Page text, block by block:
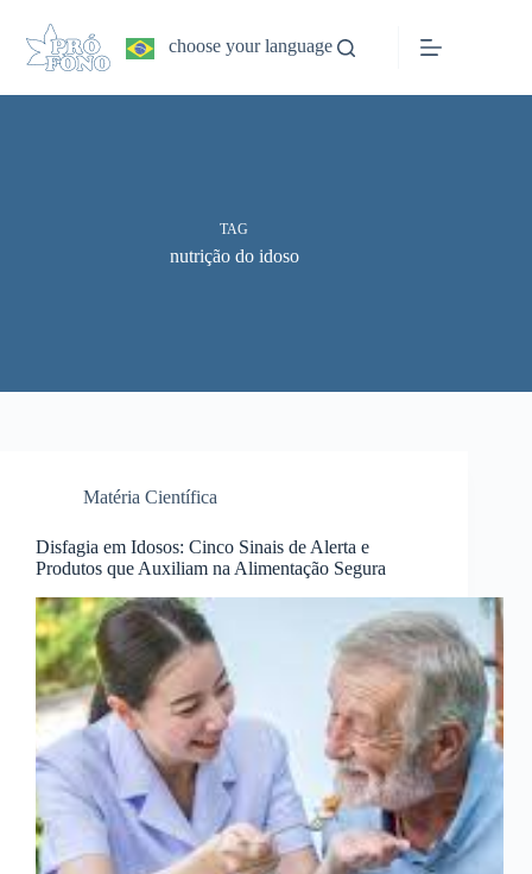
conteúdo
choose your language
TAG
nutrição do idoso
Matéria Científica
Disfagia em Idosos: Cinco Sinais de Alerta e
Produtos que Auxiliam na Alimentação Segura